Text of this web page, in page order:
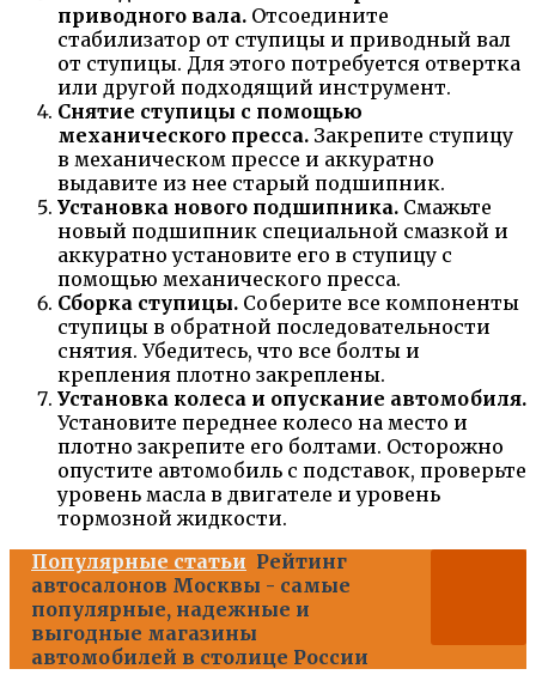
приводного вала. Отсоедините
стабилизатор от ступицы и приводный вал
от ступицы. Для этого потребуется отвертка
или другой подходящий инструмент.
Снятие ступицы с помощью
механического пресса. Закрепите ступицу
в механическом прессе и аккуратно
выдавите из нее старый подшипник.
Установка нового подшипника. Смажьте
новый подшипник специальной смазкой и
аккуратно установите его в ступицу с
помощью механического пресса.
Сборка ступицы. Соберите все компоненты
ступицы в обратной последовательности
снятия. Убедитесь, что все болты и
крепления плотно закреплены.
Установка колеса и опускание автомобиля.
Установите переднее колесо на место и
плотно закрепите его болтами. Осторожно
опустите автомобиль с подставок, проверьте
уровень масла в двигателе и уровень
тормозной жидкости.
Популярные статьи Рейтинг
автосалонов Москвы - самые
популярные, надежные и
выгодные магазины
автомобилей в столице России